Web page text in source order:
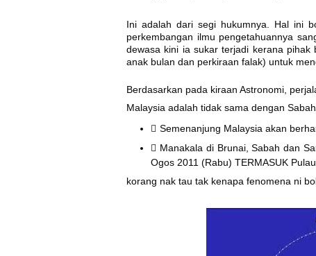
Ini adalah dari segi hukumnya. Hal ini
perkembangan ilmu pengetahuannya
dewasa kini ia sukar terjadi kerana
anak bulan dan perkiraan falak) untuk
Berdasarkan pada kiraan Astronomi,
Malaysia adalah tidak sama dengan
Semenanjung Malaysia akan
Manakala di Brunai, Sabah dan
Ogos 2011 (Rabu) TERMASUK Pulau
korang nak tau tak kenapa fenomena ni